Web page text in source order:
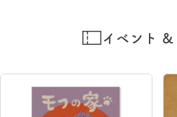
イベント &